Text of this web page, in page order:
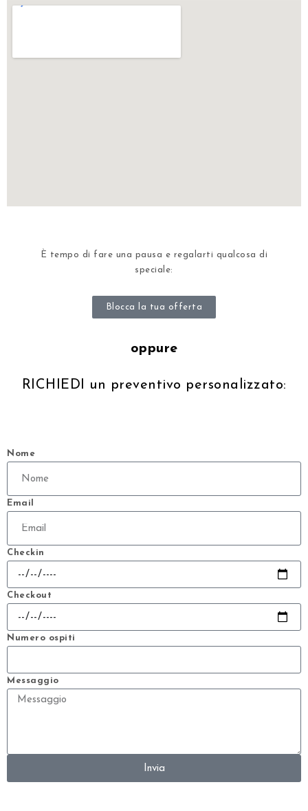
È tempo di fare una pausa e regalarti qualcosa di
speciale:
Blocca la tua offerta
oppure
RICHIEDI un preventivo personalizzato:
Nome
Email
Checkin
Checkout
Numero ospiti
Messaggio
Invia